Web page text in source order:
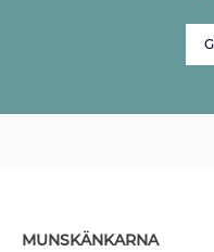
MUNSKÄNKARNA